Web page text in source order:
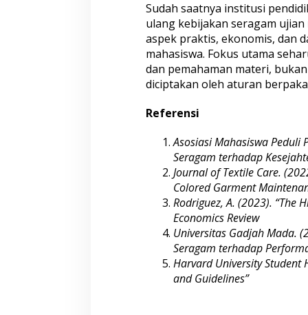
Sudah saatnya institusi
ulang kebijakan seragam
aspek praktis, ekonomis, dan
mahasiswa. Fokus utama
dan pemahaman materi,
diciptakan oleh aturan
Referensi
Asosiasi Mahasiswa Peduli
Seragam terhadap
Journal of Textile Care.
Colored Garment
Rodriguez, A. (2023). “The
Economics Review
Universitas Gadjah Mada.
Seragam terhadap
Harvard University Student
and Guidelines”